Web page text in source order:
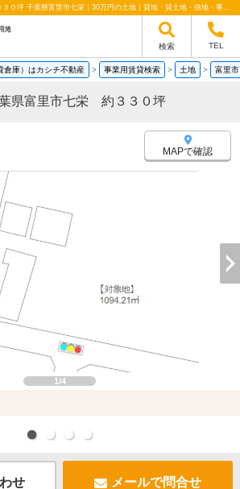
【市街化】千葉県富里市七栄 約３３０坪 千葉県富里市七栄｜30万円の土地｜貸地・貸土地・借地・事業用地情報｜カシチ不動産
検索 TEL
倉庫）はカシチ不動産 > 事業用賃貸検索 > 土地 > 富里市
葉県富里市七栄 約３３０坪
MAPで確認
1/4
せ メールで問合せ